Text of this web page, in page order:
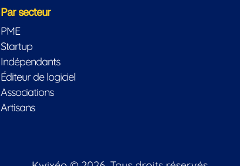
Par secteur
PME
Startup
Indépendants
Éditeur de logiciel
Associations
Artisans